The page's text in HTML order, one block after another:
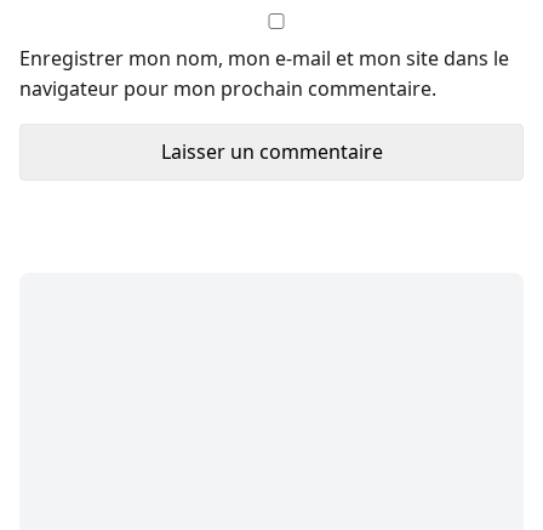
Enregistrer mon nom, mon e-mail et mon site dans le
navigateur pour mon prochain commentaire.